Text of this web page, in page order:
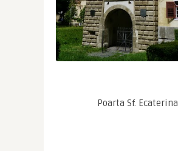
Poarta Sf. Ecaterina